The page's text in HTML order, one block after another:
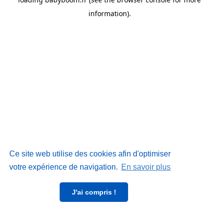
Ce site web utilise des cookies afin d'optimiser
votre expérience de navigation. En savoir plus
J'ai compris !
information).